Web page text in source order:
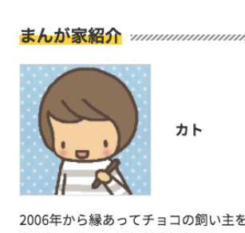
pecodogs
いぬ部をフォロー